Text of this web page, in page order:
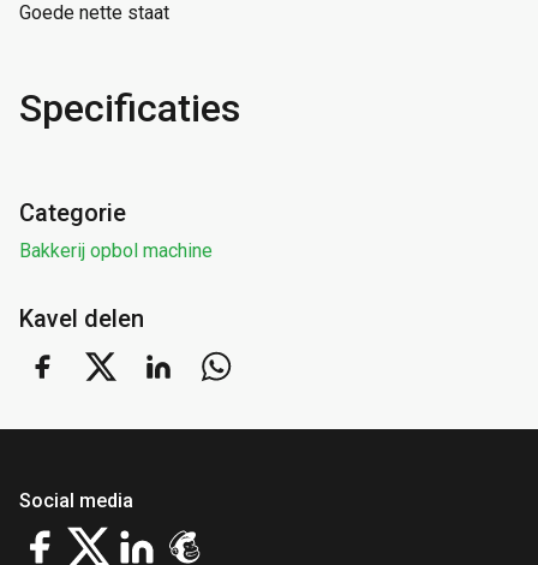
Goede nette staat
Specificaties
Categorie
Bakkerij opbol machine
Kavel delen
Social media